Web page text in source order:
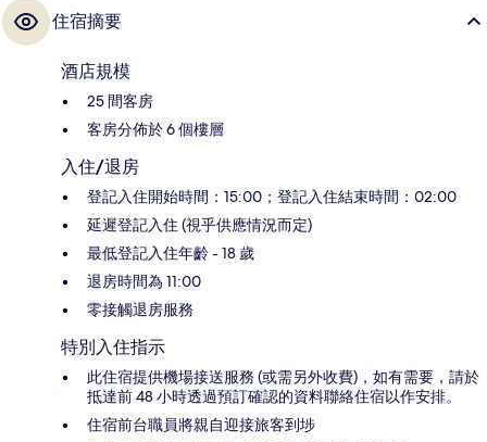
住宿摘要
酒店規模
25 間客房
客房分佈於 6 個樓層
入住/退房
登記入住開始時間：15:00；登記入住結束時間：02:00
延遲登記入住 (視乎供應情況而定)
最低登記入住年齡 - 18 歲
退房時間為 11:00
零接觸退房服務
特別入住指示
此住宿提供機場接送服務 (或需另外收費)，如有需要，請於
抵達前 48 小時透過預訂確認的資料聯絡住宿以作安排。
住宿前台職員將親自迎接旅客到埗